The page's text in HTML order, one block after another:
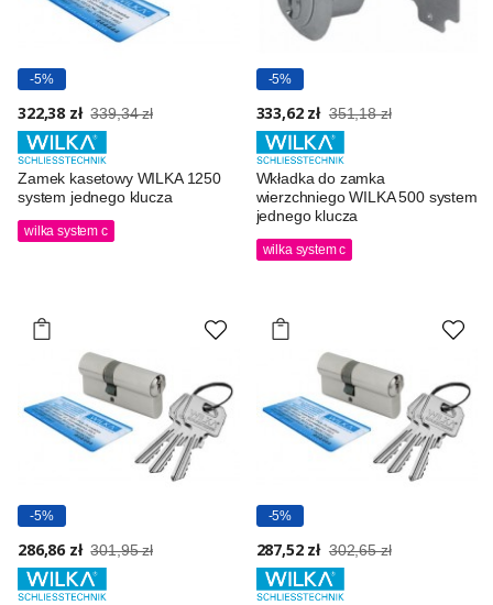
-5%
322,38 zł 339,34 zł
Zamek kasetowy WILKA 1250
system jednego klucza
wilka system c
-5%
333,62 zł 351,18 zł
Wkładka do zamka
wierzchniego WILKA 500 system
jednego klucza
wilka system c
-5%
286,86 zł 301,95 zł
-5%
287,52 zł 302,65 zł